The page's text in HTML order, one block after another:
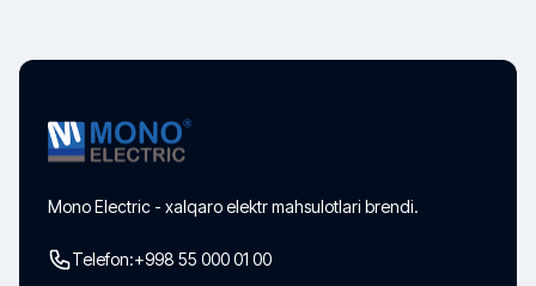
Mono Electric - xalqaro elektr mahsulotlari brendi.
Telefon:+998 55 000 01 00